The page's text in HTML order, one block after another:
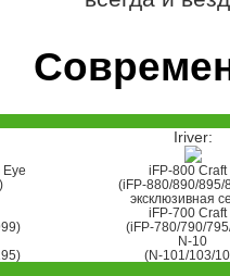
Iriver:
Eye
iFP-800 Craft
(iFP-880/890/
эксклюзивная
iFP-700 Craft
(iFP-780/790/
N-10
(N-101/103/